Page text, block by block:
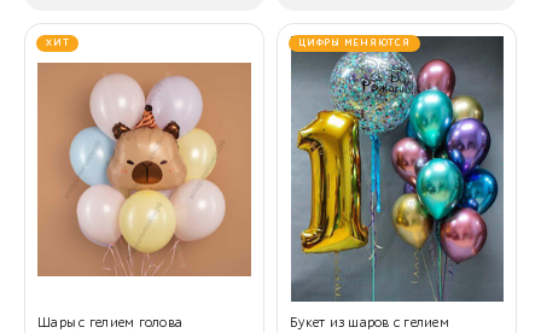
ХИТ
Шары с гелием голова
ЦИФРЫ МЕНЯЮТСЯ
Букет из шаров с гелием